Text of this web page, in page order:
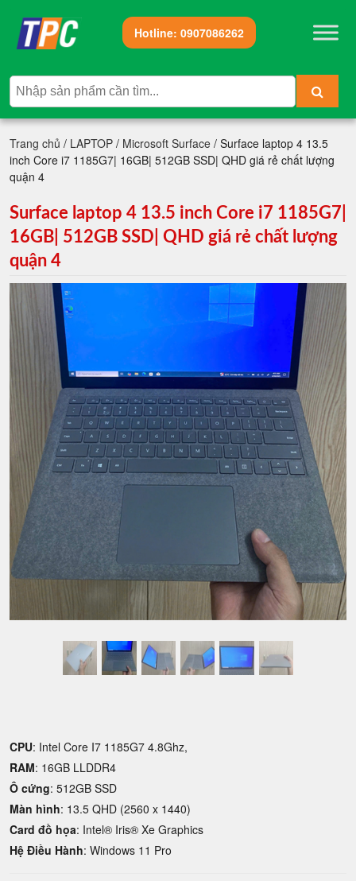
Hotline: 0907086262
Trang chủ / LAPTOP / Microsoft Surface / Surface laptop 4 13.5
inch Core i7 1185G7| 16GB| 512GB SSD| QHD giá rẻ chất lượng
quận 4
Surface laptop 4 13.5 inch Core i7 1185G7|
16GB| 512GB SSD| QHD giá rẻ chất lượng
quận 4
CPU: Intel Core I7 1185G7 4.8Ghz,
RAM: 16GB LLDDR4
Ô cứng: 512GB SSD
Màn hình: 13.5 QHD (2560 x 1440)
Card đồ họa: Intel® Iris® Xe Graphics
Hệ Điều Hành: Windows 11 Pro